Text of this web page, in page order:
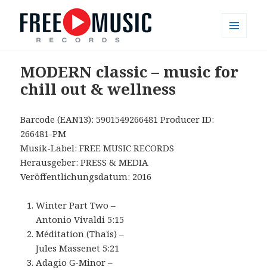
opłat
MODERN classic – music for
chill out & wellness
Barcode (EAN13): 5901549266481 Producer ID:
266481-PM
Musik-Label: FREE MUSIC RECORDS
Herausgeber: PRESS & MEDIA
Veröffentlichungsdatum: 2016
Winter Part Two –
Antonio Vivaldi 5:15
Méditation (Thaïs) –
Jules Massenet 5:21
Adagio G-Minor –